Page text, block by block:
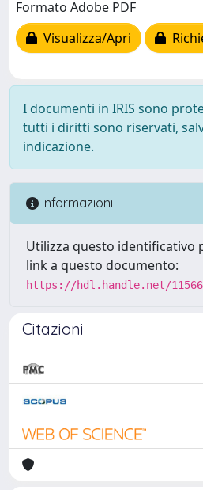
Formato Adobe PDF
Visualizza/Apri
I documenti in IRIS sono
tutti i diritti sono riservati,
indicazione.
Informazioni
Utilizza questo identificativo
link a questo documento:
https://hdl.handle.net/
Citazioni